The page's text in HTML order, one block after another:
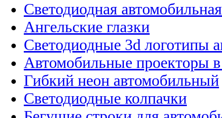
Светодиодная
Ангельские глазки
Светодиодные 3d логотипы
Автомобильные проекторы
Гибкий неон автомобильный
Светодиодные колпачки